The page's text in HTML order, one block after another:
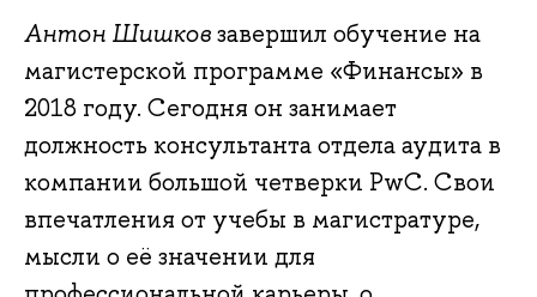
Антон Шишковзавершил обучение на
магистерской программе «Финансы» в
2018 году. Сегодня он занимает
должность консультанта отдела аудита в
компании большой четверки PwC. Свои
впечатления от учебы в магистратуре,
мысли о её значении для